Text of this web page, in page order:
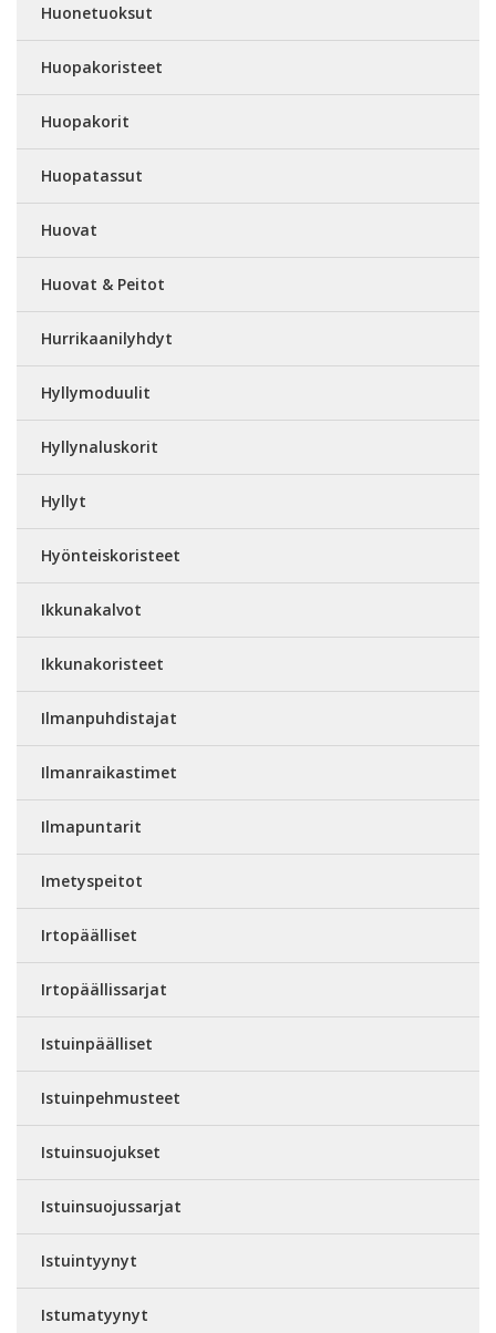
Huonetuoksut
Huopakoristeet
Huopakorit
Huopatassut
Huovat
Huovat & Peitot
Hurrikaanilyhdyt
Hyllymoduulit
Hyllynaluskorit
Hyllyt
Hyönteiskoristeet
Ikkunakalvot
Ikkunakoristeet
Ilmanpuhdistajat
Ilmanraikastimet
Ilmapuntarit
Imetyspeitot
Irtopäälliset
Irtopäällissarjat
Istuinpäälliset
Istuinpehmusteet
Istuinsuojukset
Istuinsuojussarjat
Istuintyynyt
Istumatyynyt